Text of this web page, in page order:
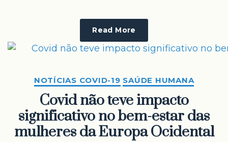
Read More
NOTÍCIAS COVID-19 SAÚDE HUMANA
Covid não teve impacto
significativo no bem-estar das
mulheres da Europa Ocidental